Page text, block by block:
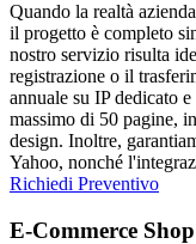
Quando la realtà
il progetto è completo
nostro servizio risulta
registrazione o il
annuale su IP dedicato
massimo di 50 pagine,
design. Inoltre,
Yahoo, nonché
Richiedi Preventivo
E-Commerce Shop